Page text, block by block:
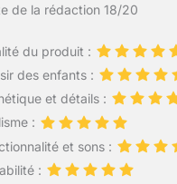
de la rédaction 18/20
du produit :
des enfants :
et détails :
:
et sons :
: